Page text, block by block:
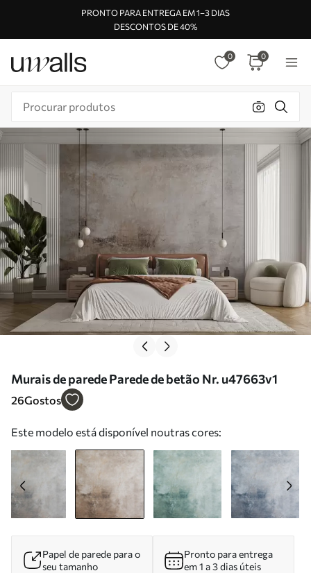
PRONTO PARA ENTREGA EM 1–3 DIAS
DESCONTOS DE 40%
0 0
Murais de parede Parede de betão Nr. u47663v1
26Gostos
Este modelo está disponível noutras cores:
Papel de parede para o
seu tamanho
Pronto para entrega
em 1 a 3 dias úteis